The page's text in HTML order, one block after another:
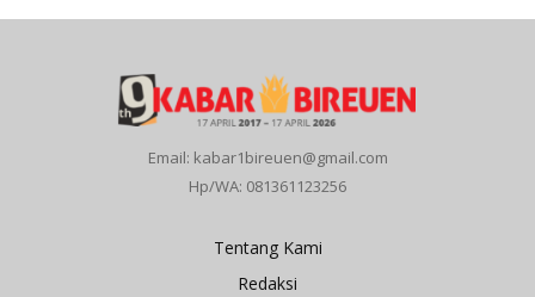
Email: kabar1bireuen@gmail.com
Hp/WA: 081361123256
Tentang Kami
Redaksi